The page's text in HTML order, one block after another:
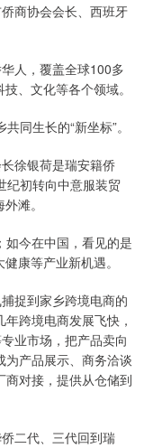
商协会会长、西班牙
人，覆盖全球100多
、文化等各个领域。
同生长的“新坐标”。
徐银荷是瑞安籍侨
纪初转向中意服装贸
滩。
今在中国，看见的是
康等产业新机遇。
捉到家乡跨境电商的
跨境电商发展飞快，
业市场，把产品卖向
为产品展示、商务洽谈
商对接，提供从仓储到
二代、三代回到瑞